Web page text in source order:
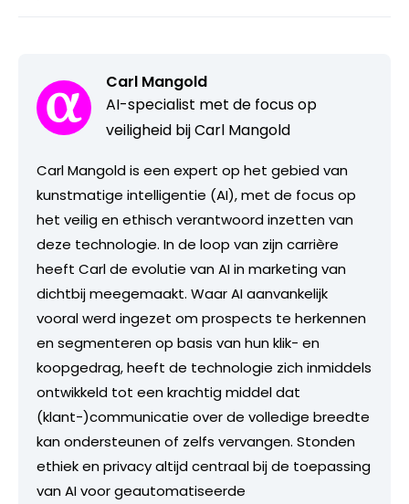
Carl Mangold
AI-specialist met de focus op
veiligheid bij Carl Mangold
Carl Mangold is een expert op het gebied van
kunstmatige intelligentie (AI), met de focus op
het veilig en ethisch verantwoord inzetten van
deze technologie. In de loop van zijn carrière
heeft Carl de evolutie van AI in marketing van
dichtbij meegemaakt. Waar AI aanvankelijk
vooral werd ingezet om prospects te herkennen
en segmenteren op basis van hun klik- en
koopgedrag, heeft de technologie zich inmiddels
ontwikkeld tot een krachtig middel dat
(klant-)communicatie over de volledige breedte
kan ondersteunen of zelfs vervangen. Stonden
ethiek en privacy altijd centraal bij de toepassing
van AI voor geautomatiseerde